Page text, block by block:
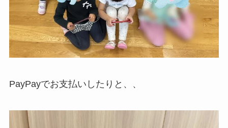
PayPayでお支払いしたりと、、